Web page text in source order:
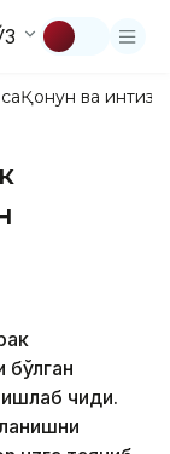
Қонун ва
бўлган
чиқди.